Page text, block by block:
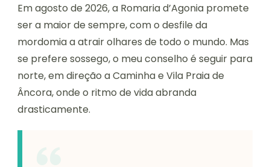
Em agosto de 2026, a Romaria d’Agonia promete
ser a maior de sempre, com o desfile da
mordomia a atrair olhares de todo o mundo. Mas
se prefere sossego, o meu conselho é seguir para
norte, em direção a Caminha e Vila Praia de
Âncora, onde o ritmo de vida abranda
drasticamente.